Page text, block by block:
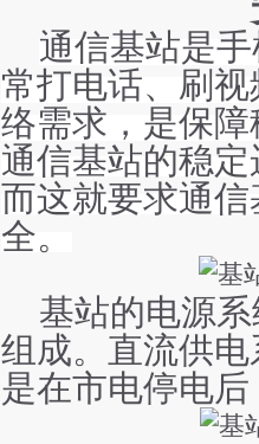
通信基站是
常打电话、刷
络需求，是保
通信基站的稳
而这就要求通
全。
基站的电源
组成。直流供
是在市电停电